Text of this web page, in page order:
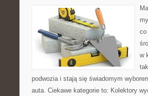
co
w
podwozia i stają się świadomym
auta. Ciekawe kategorie to: Kolektory